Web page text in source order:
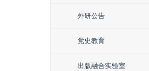
外研公告
党史教育
出版融合实验室